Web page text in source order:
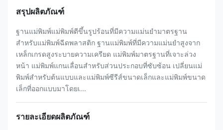
สรุปผลิตภัณฑ์
ฐานแม่พิมพ์แม่พิมพ์ตีขึ้นรูปร้อนที่มีความแม่นยำมาตรฐาน
สำหรับแม่พิมพ์ฉีดพลาสติก ฐานแม่พิมพ์ที่มีความแม่นยำสูงจาก
เหล็กเกรดสูงระบายความเครียด แม่พิมพ์มาตรฐานที่เจาะล่วง
หน้า แม่พิมพ์แกนเลื่อนสำหรับส่วนประกอบที่ซับซ้อน เปลี่ยนแม่
พิมพ์สำหรับต้นแบบและแม่พิมพ์ซีรีส์ขนาดเล็กและแม่พิมพ์ขนาด
เล็กที่ออกแบบมาโดยเ...
รายละเอียดผลิตภัณฑ์